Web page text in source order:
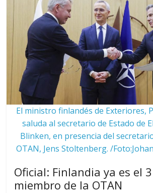
El ministro finlandés de Exteriores,
saluda al secretario de Estado de
Blinken, en presencia del
OTAN, Jens Stoltenberg. /
Oficial: Finlandia ya es el
miembro de la OTAN